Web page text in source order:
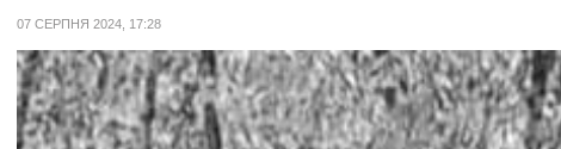
07 СЕРПНЯ 2024, 17:28